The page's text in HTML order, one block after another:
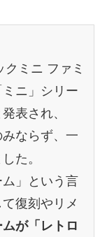
ミニ ファミ
ニ」シリー
表され、
ならず、一
た。
」という言
復刻やリメ
が「レトロ